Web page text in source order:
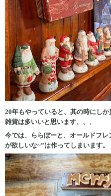
20年もやっていると、其の時にし
雑貨は多いいと思います、、、
今では、ららぽーと、オールドフ
が欲しいな~”は作ってしまいます。